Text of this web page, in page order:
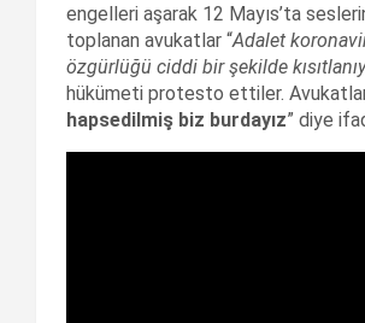
engelleri aşarak 12 Mayıs’ta
toplanan avukatlar “Adalet
özgürlüğü ciddi bir şekilde
hükümeti protesto ettiler.
hapsedilmiş biz burdayız” diye